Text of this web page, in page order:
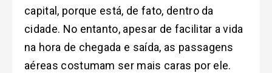
capital, porque está, de fato, dentro da
cidade. No entanto, apesar de facilitar a vida
na hora de chegada e saída, as passagens
aéreas costumam ser mais caras por ele.